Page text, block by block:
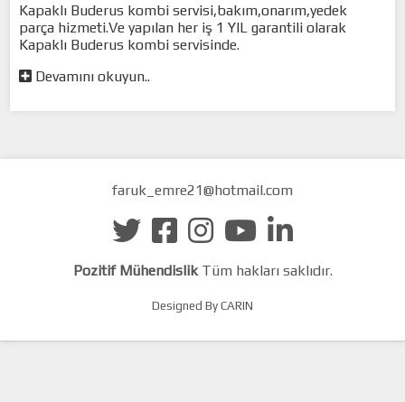
Kapaklı Buderus kombi servisi,bakım,onarım,yedek
parça hizmeti.Ve yapılan her iş 1 YIL garantili olarak
Kapaklı Buderus kombi servisinde.
Devamını okuyun..
faruk_emre21@hotmail.com
Pozitif MühendislikTüm hakları saklıdır.
Designed By CARIN